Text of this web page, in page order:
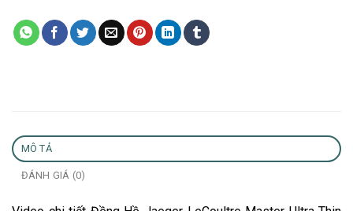
MÔ TẢ
ĐÁNH GIÁ (0)